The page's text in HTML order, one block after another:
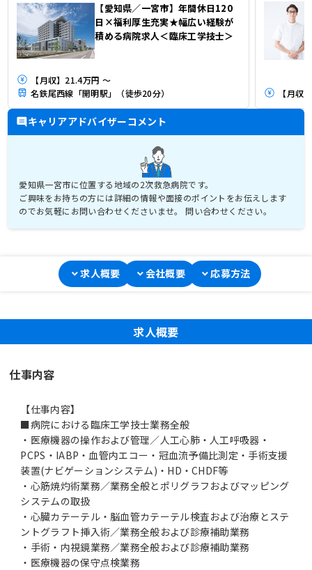
【愛知県／一宮市】年間休日120
日×福利厚生充実★幅広い経験が
積める病院求人＜臨床工学技士＞
【月収】21.4万円 ～
名鉄尾西線「開明駅」（徒歩20分）
【月収
キャリアアドバイザーコメント
愛知県一宮市に位置する地域の2次救急病院です。
ご興味をお持ちの方には詳細の情報や面接のポイントをお伝えします
のでお気軽にお問い合わせくださいませ。 問い合わせください。
求人概要 会社概要 応募方法
求人概要
仕事内容
【仕事内容】
■病院における臨床工学技士業務全般
・医療機器の操作および管理／人工心肺・人工呼吸器・
PCPS・IABP・血管内エコー・冠血流予備比測定・手術支援
装置(ナビゲーションシステム)・HD・CHDF等
・心筋焼灼術業務／業務全般とポリグラフおよびマッピング
システムの取扱
・心臓カテーテル・脳血管カテーテル検査および治療とステ
ントグラフト挿入術／業務全般および診療補助業務
・手術・内視鏡業務／業務全般および診療補助業務
・医療機器の保守点検業務